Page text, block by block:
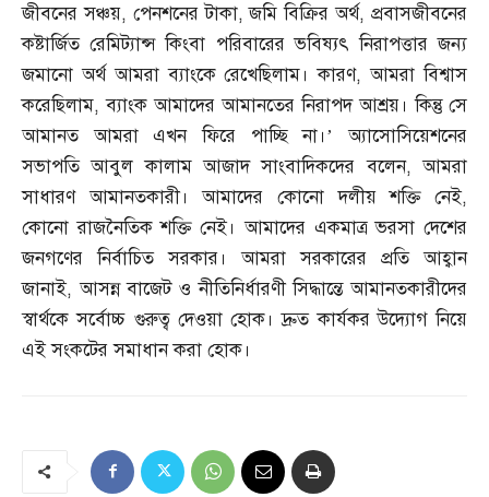
জীবনের সঞ্চয়, পেনশনের টাকা,জমি বিক্রির অর্থ,প্রবাসজীবনের
কষ্টার্জিত রেমিট্যান্স কিংবা পরিবারের ভবিষ্যৎ নিরাপত্তার জন্য
জমানো অর্থ আমরা ব্যাংকে রেখেছিলাম। কারণ,আমরা বিশ্বাস
করেছিলাম,ব্যাংক আমাদের আমানতের নিরাপদ আশ্রয়। কিন্তু সে
আমানত আমরা এখন ফিরে পাচ্ছি না।’ অ্যাসোসিয়েশনের
সভাপতি আবুল কালাম আজাদ সাংবাদিকদের বলেন,আমরা
সাধারণ আমানতকারী। আমাদের কোনো দলীয় শক্তি নেই,
কোনো রাজনৈতিক শক্তি নেই। আমাদের একমাত্র ভরসা দেশের
জনগণের নির্বাচিত সরকার। আমরা সরকারের প্রতি আহ্বান
জানাই,আসন্ন বাজেট ও নীতিনির্ধারণী সিদ্ধান্তে আমানতকারীদের
স্বার্থকে সর্বোচ্চ গুরুত্ব দেওয়া হোক। দ্রুত কার্যকর উদ্যোগ নিয়ে
এই সংকটের সমাধান করা হোক।